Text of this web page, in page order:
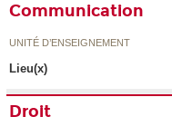
Communication
UNITÉ D’ENSEIGNEMENT
Lieu(x)
Droit